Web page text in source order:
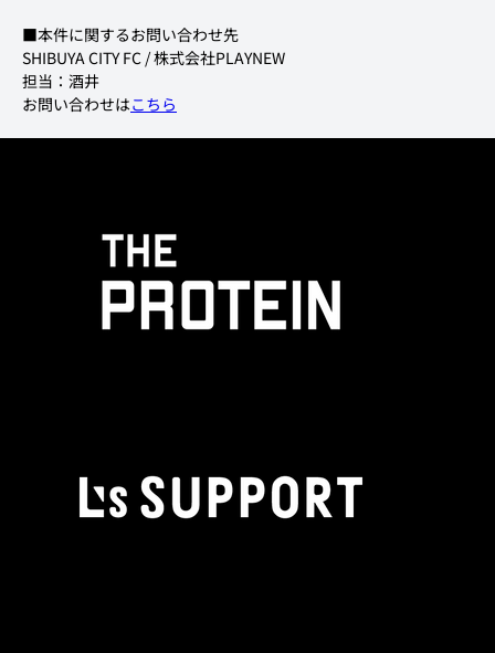
■本件に関するお問い合わせ先
SHIBUYA CITY FC / 株式会社PLAYNEW
担当：酒井
お問い合わせはこちら